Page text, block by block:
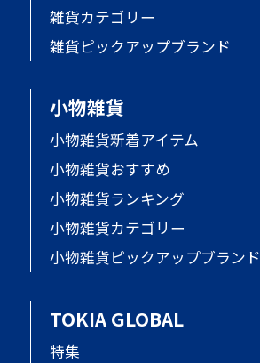
雑貨カテゴリー
雑貨ピックアップブランド
小物雑貨
小物雑貨新着アイテム
小物雑貨おすすめ
小物雑貨ランキング
小物雑貨カテゴリー
小物雑貨ピックアップブランド
TOKIA GLOBAL
特集